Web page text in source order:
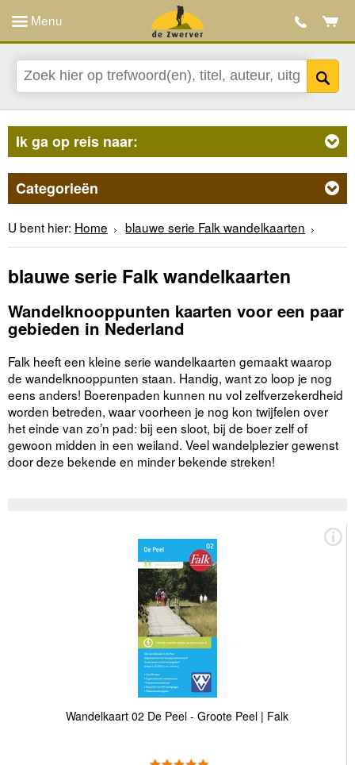
Menu
Ik ga op reis naar:
Categorieën
U bent hier: Home blauwe serie Falk wandelkaarten
blauwe serie Falk wandelkaarten
Wandelknooppunten kaarten voor een paar
gebieden in Nederland
Falk heeft een kleine serie wandelkaarten gemaakt waarop
de wandelknooppunten staan. Handig, want zo loop je nog
eens anders! Boerenpaden kunnen nu vol zelfverzekerdheid
worden betreden, waar voorheen je nog kon twijfelen over
het einde van zo’n pad: bij een sloot, bij de boer zelf of
gewoon midden in een weiland. Veel wandelplezier gewenst
door deze bekende en minder bekende streken!
Wandelkaart 02 De Peel - Groote Peel | Falk